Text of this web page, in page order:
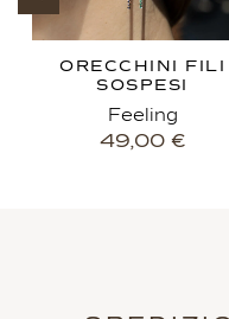
ORECCHINI FILI
SOSPESI
Feeling
49,00 €